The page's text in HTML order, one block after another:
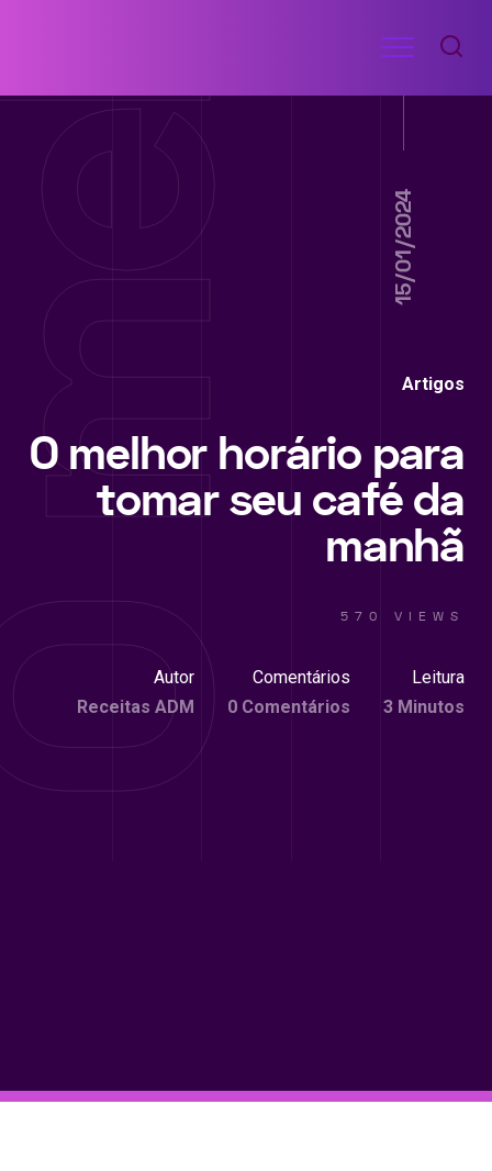
conteúdo
RECEITAS
ACADEMIA
Menu
15/01/2024
Artigos
O melhor horário para
tomar seu café da
manhã
570 VIEWS
Autor
Receitas ADM
Comentários
0 Comentários
Leitura
3 Minutos